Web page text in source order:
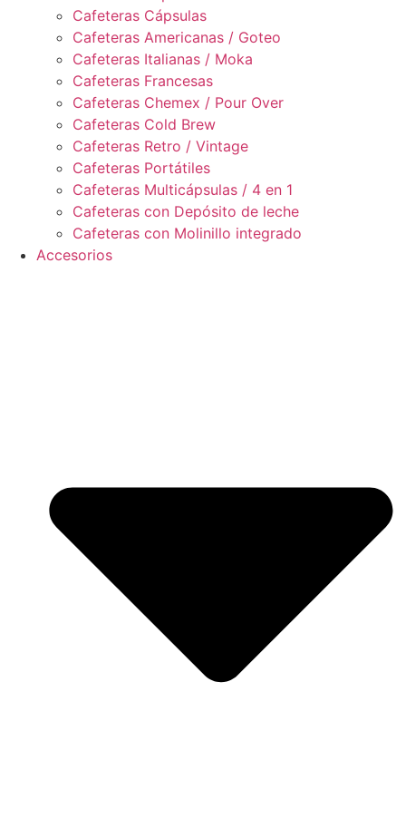
Cafeteras Cápsulas
Cafeteras Americanas / Goteo
Cafeteras Italianas / Moka
Cafeteras Francesas
Cafeteras Chemex / Pour Over
Cafeteras Cold Brew
Cafeteras Retro / Vintage
Cafeteras Portátiles
Cafeteras Multicápsulas / 4 en 1
Cafeteras con Depósito de leche
Cafeteras con Molinillo integrado
Accesorios